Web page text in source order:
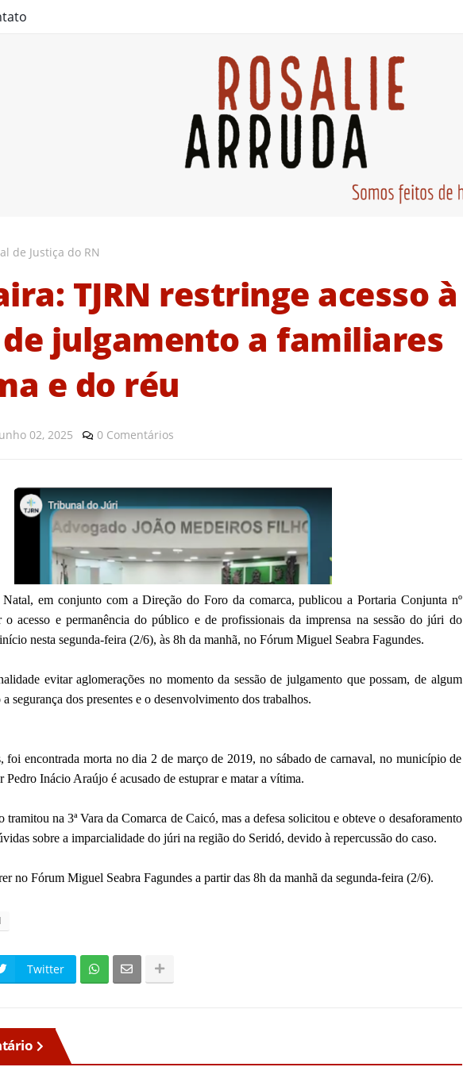
de Justiça do RN
TJRN restringe acesso à
de julgamento a familiares
e do réu
02, 2025 0 Comentários
em conjunto com a Direção do Foro da comarca, publicou a Portaria Conjunta nº
o acesso e permanência do público e de profissionais da imprensa na sessão do júri do
nesta segunda-feira (2/6), às 8h da manhã, no Fórum Miguel Seabra Fagundes.
evitar aglomerações no momento da sessão de julgamento que possam, de algum
segurança dos presentes e o desenvolvimento dos trabalhos.
foi encontrada morta no dia 2 de março de 2019, no sábado de carnaval, no município de
Inácio Araújo é acusado de estuprar e matar a vítima.
tramitou na 3ª Vara da Comarca de Caicó, mas a defesa solicitou e obteve o desaforamento
sobre a imparcialidade do júri na região do Seridó, devido à repercussão do caso.
no Fórum Miguel Seabra Fagundes a partir das 8h da manhã da segunda-feira (2/6).
Twitter